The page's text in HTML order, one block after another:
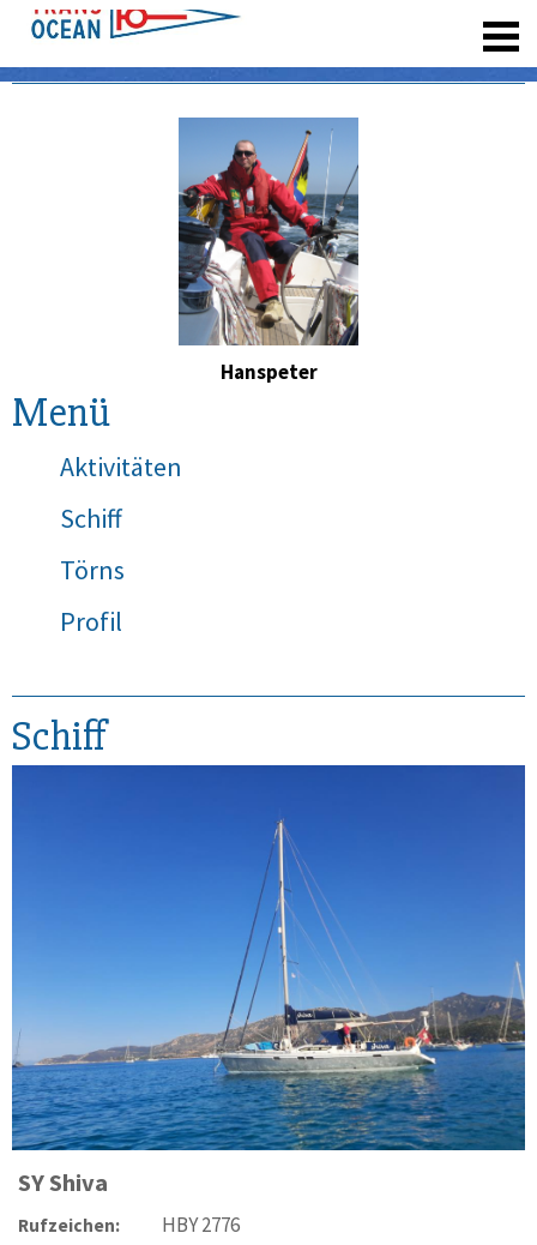
Hanspeter
Menü
Aktivitäten
Schiff
Törns
Profil
Schiff
SYShiva
Rufzeichen: HBY 2776